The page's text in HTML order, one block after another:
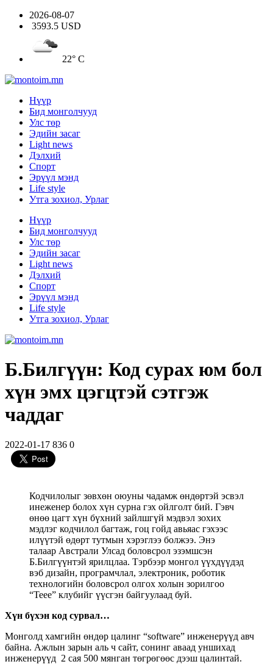
2026-08-07
3593.5 USD
22° C
Нүүр
Бид монголчууд
Улс төр
Эдийн засаг
Light news
Дэлхий
Спорт
Эрүүл мэнд
Life style
Утга зохиол, Урлаг
Нүүр
Бид монголчууд
Улс төр
Эдийн засаг
Light news
Дэлхий
Спорт
Эрүүл мэнд
Life style
Утга зохиол, Урлаг
Б.Билгүүн: Код сурах юм бол
хүн эмх цэгцтэй сэтгэж
чаддаг
2022-01-17 836 0
Кодчилолыг зөвхөн оюуны чадамж өндөртэй эсвэл
инеженер болох хүн сурна гэх ойлголт бий. Гэвч
өнөө цагт хүн бүхний зайлшгүй мэдвэл зохих
мэдлэг кодчилол багтаж, гоц гойд авьяас гэхээс
илүүтэй өдөрт тутмын хэрэглээ болжээ. Энэ
талаар Австрали Улсад боловсрол эзэмшсэн
Б.Билгүүнтэй ярилцлаа. Тэрбээр монгол үүхдүүдэд
вэб дизайн, програмчлал, электроник, роботик
технологийн боловсрол олгох холын зорилгоо
“Теее” клубийг үүсгэн байгуулаад буй.
Хүн бүхэн код сурвал…
Монголд хамгийн өндөр цалинг “software” инженерүүд авч
байна. Ажлын зарын аль ч сайт, сонинг аваад уншихад
инженерүүд 2 сая 500 мянган төгрөгөөс дээш цалинтай.